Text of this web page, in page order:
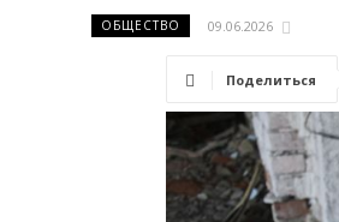
ОБЩЕСТВО 09.06.2026
Поделиться